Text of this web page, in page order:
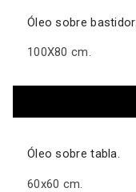
Óleo sobre bastidor.
100X80 cm.
Óleo sobre tabla.
60x60 cm.